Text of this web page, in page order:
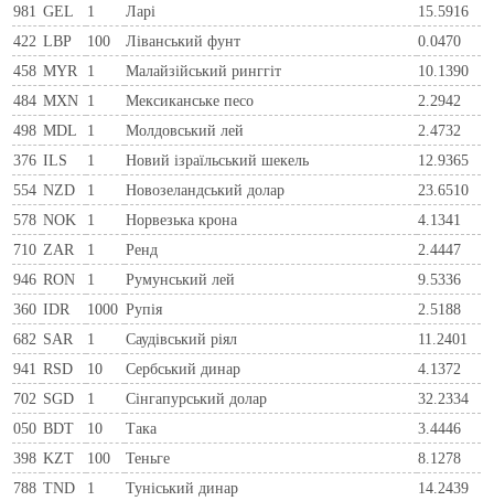
981 GEL 1 Ларi
15.5916
422 LBP 100 Ліванський фунт
0.0470
458 MYR 1 Малайзійський ринггіт
10.1390
484 MXN 1 Мексиканське песо
2.2942
498 MDL 1 Молдовський лей
2.4732
376 ILS 1 Новий ізраїльський шекель
12.9365
554 NZD 1 Новозеландський долар
23.6510
578 NOK 1 Норвезька крона
4.1341
710 ZAR 1 Ренд
2.4447
946 RON 1 Румунський лей
9.5336
360 IDR 1000 Рупія
2.5188
682 SAR 1 Саудівський ріял
11.2401
941 RSD 10 Сербський динар
4.1372
702 SGD 1 Сінгапурський долар
32.2334
050 BDT 10 Така
3.4446
398 KZT 100 Теньге
8.1278
788 TND 1 Туніський динар 14.2439